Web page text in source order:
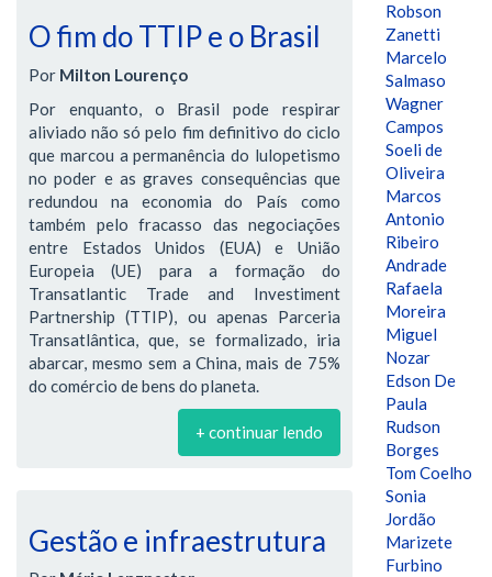
O fim do TTIP e o Brasil
Por Milton Lourenço
Por enquanto, o Brasil pode respirar
aliviado não só pelo fim definitivo do ciclo
que marcou a permanência do lulopetismo
no poder e as graves consequências que
redundou na economia do País como
também pelo fracasso das negociações
entre Estados Unidos (EUA) e União
Europeia (UE) para a formação do
Transatlantic Trade and Investiment
Partnership (TTIP), ou apenas Parceria
Transatlântica, que, se formalizado, iria
abarcar, mesmo sem a China, mais de 75%
do comércio de bens do planeta.
+ continuar lendo
Gestão e infraestrutura
Robson
Zanetti
Marcelo
Salmaso
Wagner
Campos
Soeli de
Oliveira
Marcos
Antonio
Ribeiro
Andrade
Rafaela
Moreira
Miguel
Nozar
Edson De
Paula
Rudson
Borges
Tom Coelho
Sonia
Jordão
Marizete
Furbino